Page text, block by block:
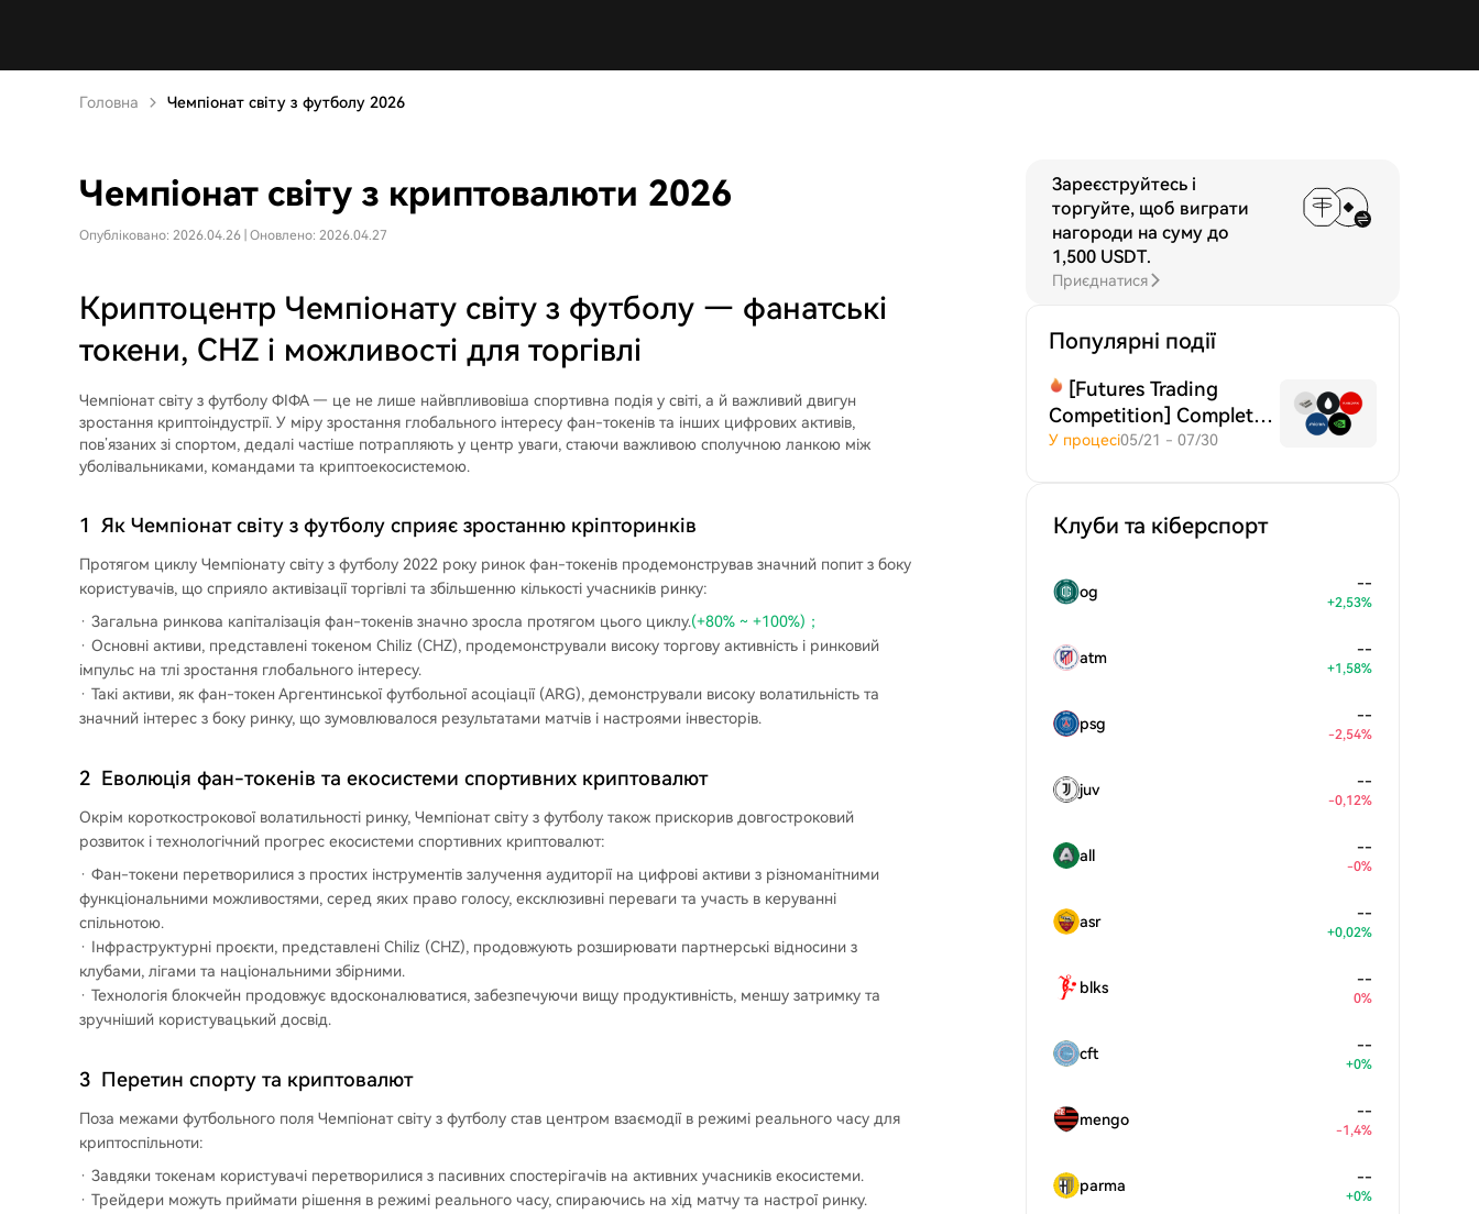
Головна Чемпіонат світу з футболу 2026
Чемпіонат світу з криптовалюти 2026
Опубліковано: 2026.04.26 | Оновлено: 2026.04.27
Криптоцентр Чемпіонату світу з футболу — фанатські
токени, CHZ і можливості для торгівлі
Чемпіонат світу з футболу ФІФА — це не лише найвпливовіша спортивна подія у світі, а й важливий двигун
зростання криптоіндустрії. У міру зростання глобального інтересу фан-токенів та інших цифрових активів,
пов’язаних зі спортом, дедалі частіше потрапляють у центр уваги, стаючи важливою сполучною ланкою між
уболівальниками, командами та криптоекосистемою.
1 Як Чемпіонат світу з футболу сприяє зростанню кріпторинків
Протягом циклу Чемпіонату світу з футболу 2022 року ринок фан-токенів продемонстрував значний попит з боку
користувачів, що сприяло активізації торгівлі та збільшенню кількості учасників ринку:
Загальна ринкова капіталізація фан-токенів значно зросла протягом цього циклу.(+80% ~ +100%)；
Основні активи, представлені токеном Chiliz (CHZ), продемонстрували високу торгову активність і ринковий
імпульс на тлі зростання глобального інтересу.
Такі активи, як фан-токен Аргентинської футбольної асоціації (ARG), демонстрували високу волатильність та
значний інтерес з боку ринку, що зумовлювалося результатами матчів і настроями інвесторів.
2 Еволюція фан-токенів та екосистеми спортивних криптовалют
Окрім короткострокової волатильності ринку, Чемпіонат світу з футболу також прискорив довгостроковий
розвиток і технологічний прогрес екосистеми спортивних криптовалют:
Фан-токени перетворилися з простих інструментів залучення аудиторії на цифрові активи з різноманітними
функціональними можливостями, серед яких право голосу, ексклюзивні переваги та участь в керуванні
спільнотою.
Інфраструктурні проєкти, представлені Chiliz (CHZ), продовжують розширювати партнерські відносини з
клубами, лігами та національними збірними.
Технологія блокчейн продовжує вдосконалюватися, забезпечуючи вищу продуктивність, меншу затримку та
зручніший користувацький досвід.
3 Перетин спорту та криптовалют
Поза межами футбольного поля Чемпіонат світу з футболу став центром взаємодії в режимі реального часу для
криптоспільноти:
Завдяки токенам користувачі перетворилися з пасивних спостерігачів на активних учасників екосистеми.
Трейдери можуть приймати рішення в режимі реального часу, спираючись на хід матчу та настрої ринку.
Зареєструйтесь і
торгуйте, щоб виграти
нагороди на суму до
1,500 USDT.
Приєднатися
Популярні події
[Futures Trading
Competition] Complete
tasks and share $20,000!
У процесі05/21 - 07/30
Клуби та кіберспорт
og --
+2,53%
atm --
+1,58%
psg --
-2,54%
juv --
-0,12%
all --
-0%
asr --
+0,02%
blks --
0%
cft --
+0%
mengo --
-1,4%
parma --
+0%